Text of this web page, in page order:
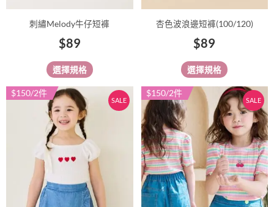
刺繡Melody牛仔短褲
$89
選擇規格
頁
面
選
擇
選
項
杏色波浪邊短褲(100/120)
$89
選擇規格
頁
面
選
擇
選
項
SALE
$150/2件
價
格
$59
到
$89
此
產
品
有
多
款
式。
SALE
$150/2件
價
格
範
圍：
$59
到
$89
此
品
有
多
種
款
式。